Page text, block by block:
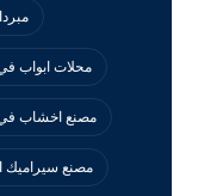
محلات ابواب
مصنع اخشاب في
مصنع سيراميك